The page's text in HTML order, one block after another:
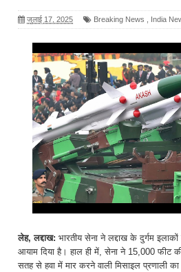
जुलाई 17, 2025 Breaking News India
लेह, लद्दाख: भारतीय सेना ने लद्दाख के दुर्गम
आयाम दिया है। हाल ही में, सेना ने 15,000 फीट
सतह से हवा में मार करने वाली मिसाइल प्रणाली